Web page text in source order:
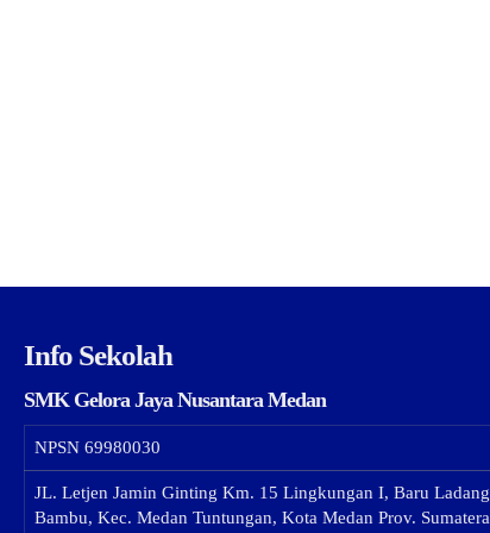
Info Sekolah
SMK Gelora Jaya Nusantara Medan
NPSN 69980030
JL. Letjen Jamin Ginting Km. 15 Lingkungan I, Baru Ladang
Bambu, Kec. Medan Tuntungan, Kota Medan Prov. Sumatera